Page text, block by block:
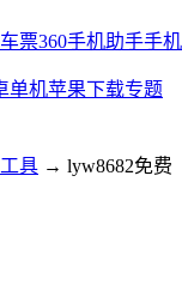
票360手机助手手
单机苹果下载专题
具 → lyw8682免费